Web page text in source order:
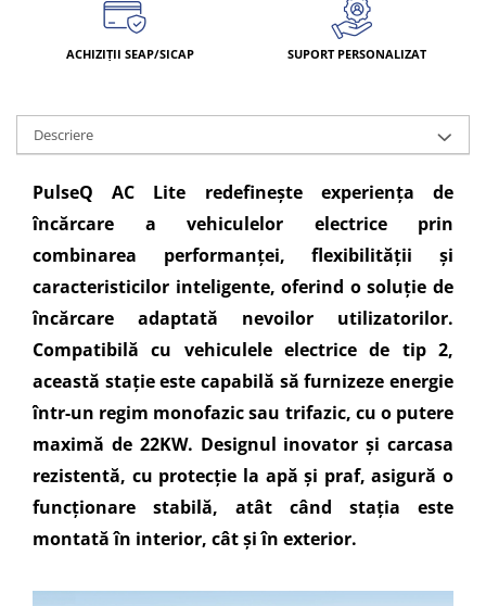
ACHIZIȚII SEAP/SICAP SUPORT PERSONALIZAT
Descriere
PulseQ AC Lite redefinește experiența de
încărcare a vehiculelor electrice prin
combinarea performanței, flexibilității și
caracteristicilor inteligente, oferind o soluție de
încărcare adaptată nevoilor utilizatorilor.
Compatibilă cu vehiculele electrice de tip 2,
această stație este capabilă să furnizeze energie
într-un regim monofazic sau trifazic, cu o putere
maximă de 22KW. Designul inovator și carcasa
rezistentă, cu protecție la apă și praf, asigură o
funcționare stabilă, atât când stația este
montată în interior, cât și în exterior.